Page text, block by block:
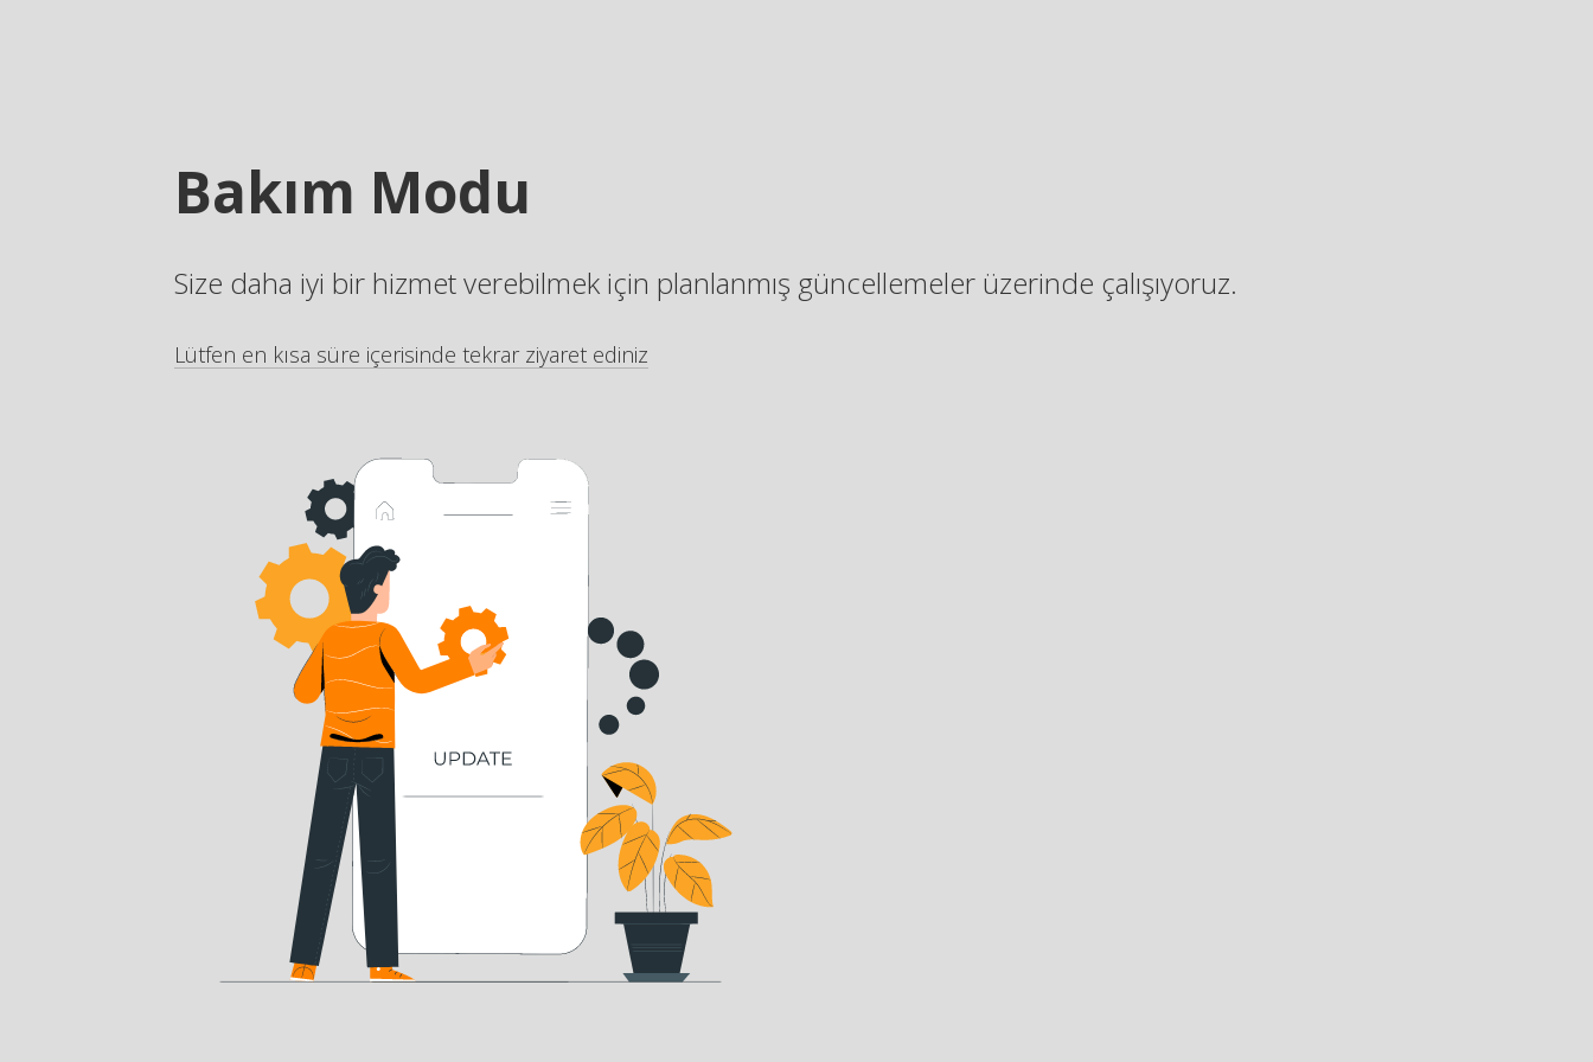
Bakım Modu
Size daha iyi bir hizmet verebilmek için planlanmış güncellemeler üzerinde çalışıyoruz.
Lütfen en kısa süre içerisinde tekrar ziyaret ediniz